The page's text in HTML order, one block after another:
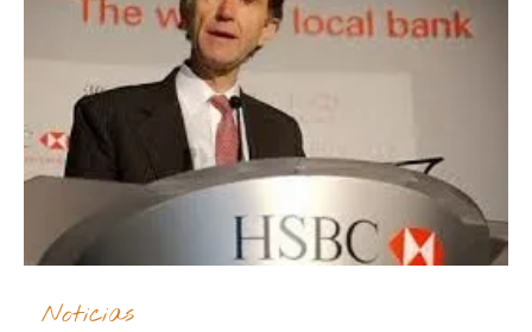
Noticias